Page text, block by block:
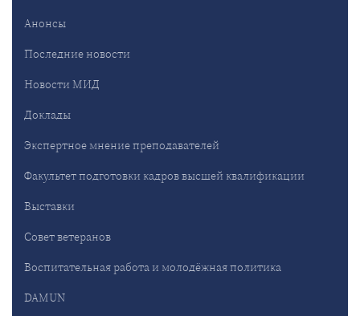
Анонсы
Последние новости
Новости МИД
Доклады
Экспертное мнение преподавателей
Факультет подготовки кадров высшей квалификации
Выставки
Совет ветеранов
Воспитательная работа и молодёжная политика
DAMUN